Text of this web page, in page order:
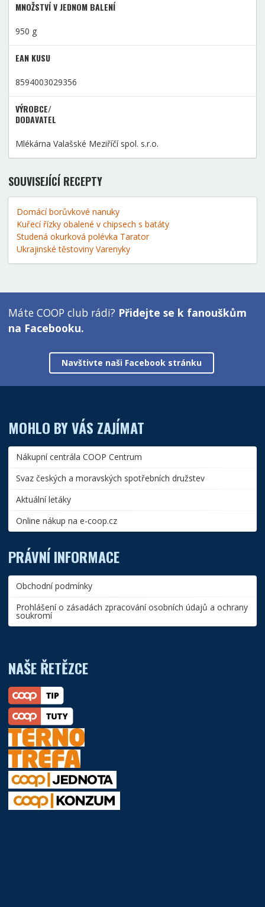
MNOŽSTVÍ V JEDNOM BALENÍ
950 g
EAN KUSU
8594003029356
VÝROBCE/
DODAVATEL
Mlékárna Valašské Meziříčí spol. s.r.o.
SOUVISEJÍCÍ RECEPTY
Domácí borůvkové nanuky
Kuřecí řízky obalené v chipsech s batáty
Studená okurková polévka Tarator
Ukrajinské těstoviny Varenyky
Máte COOP club rádi? Přidejte se k fanouškům
na Facebooku.
Navštivte naši Facebook stránku
MOHLO BY VÁS ZAJÍMAT
Nákupní centrála COOP Centrum
Svaz českých a moravských spotřebních družstev
Aktuální letáky
Online nákup na e-coop.cz
PRÁVNÍ INFORMACE
Obchodní podmínky
Prohlášení o zásadách zpracování osobních údajů a ochrany
soukromí
NAŠE ŘETĚZCE